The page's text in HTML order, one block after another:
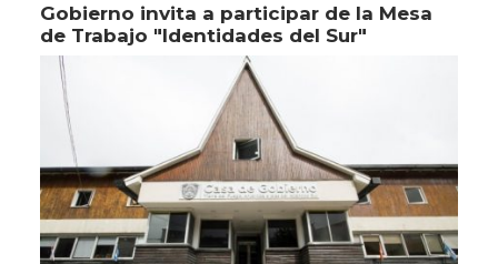
Gobierno invita a participar de la Mesa
de Trabajo "Identidades del Sur"